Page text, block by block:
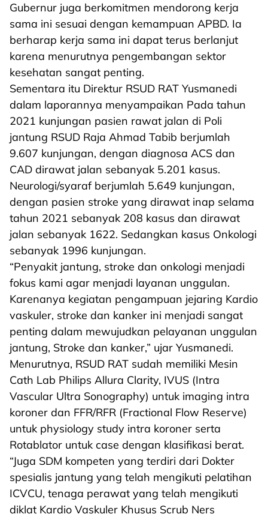
Gubernur juga berkomitmen mendorong kerja
sama ini sesuai dengan kemampuan APBD. Ia
berharap kerja sama ini dapat terus berlanjut
karena menurutnya pengembangan sektor
kesehatan sangat penting.
Sementara itu Direktur RSUD RAT Yusmanedi
dalam laporannya menyampaikan Pada tahun
2021 kunjungan pasien rawat jalan di Poli
jantung RSUD Raja Ahmad Tabib berjumlah
9.607 kunjungan, dengan diagnosa ACS dan
CAD dirawat jalan sebanyak 5.201 kasus.
Neurologi/syaraf berjumlah 5.649 kunjungan,
dengan pasien stroke yang dirawat inap selama
tahun 2021 sebanyak 208 kasus dan dirawat
jalan sebanyak 1622. Sedangkan kasus Onkologi
sebanyak 1996 kunjungan.
“Penyakit jantung, stroke dan onkologi menjadi
fokus kami agar menjadi layanan unggulan.
Karenanya kegiatan pengampuan jejaring Kardio
vaskuler, stroke dan kanker ini menjadi sangat
penting dalam mewujudkan pelayanan unggulan
jantung, Stroke dan kanker,” ujar Yusmanedi.
Menurutnya, RSUD RAT sudah memiliki Mesin
Cath Lab Philips Allura Clarity, IVUS (Intra
Vascular Ultra Sonography) untuk imaging intra
koroner dan FFR/RFR (Fractional Flow Reserve)
untuk physiology study intra koroner serta
Rotablator untuk case dengan klasifikasi berat.
“Juga SDM kompeten yang terdiri dari Dokter
spesialis jantung yang telah mengikuti pelatihan
ICVCU, tenaga perawat yang telah mengikuti
diklat Kardio Vaskuler Khusus Scrub Ners